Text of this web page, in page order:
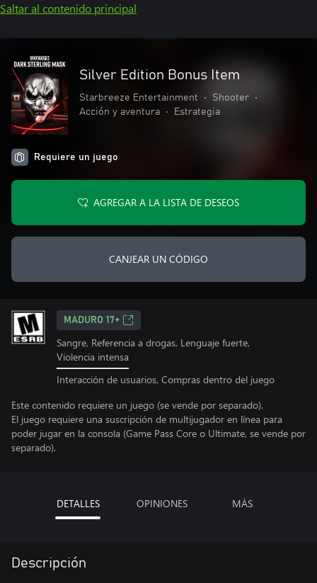
Saltar al contenido principal
Silver Edition Bonus Item
Starbreeze Entertainment • Shooter
•
Acción y aventura
• Estrategia
Requiere un juego
AGREGAR A LA LISTA DE DESEOS
CANJEAR UN CÓDIGO
MADURO 17+
Sangre, Referencia a drogas, Lenguaje fuerte,
Violencia intensa
Interacción de usuarios, Compras dentro del juego
Este contenido requiere un juego (se vende por separado).
El juego requiere una suscripción de multijugador en línea para
poder jugar en la consola (Game Pass Core o Ultimate, se vende por
separado).
DETALLES OPINIONES MÁS
Descripción